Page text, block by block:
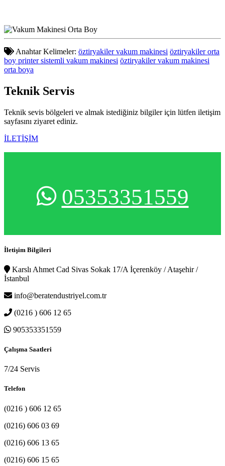
Anahtar Kelimeler: öztiryakiler vakum makinesi öztiryakiler orta
boy printer sistemli vakum makinesi öztiryakiler vakum makinesi
orta boya
Teknik Servis
Teknik sevis bölgeleri ve almak istediğiniz bilgiler için lütfen iletişim
sayfasını ziyaret ediniz.
İLETİŞİM
05353351559
İletişim Bilgileri
Karslı Ahmet Cad Sivas Sokak 17/A İçerenköy / Ataşehir /
İstanbul
info@beratendustriyel.com.tr
(0216 ) 606 12 65
905353351559
Çalışma Saatleri
7/24 Servis
Telefon
(0216 ) 606 12 65
(0216) 606 03 69
(0216) 606 13 65
(0216) 606 15 65